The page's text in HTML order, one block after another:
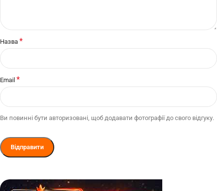
Назва *
Email *
Ви повинні бути авторизовані, щоб додавати фотографії до свого відгуку.